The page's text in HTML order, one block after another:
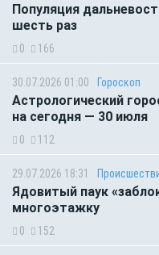
Популяция
шесть раз
0 166
30.07.2026 01:00 Гороскоп
Астрологический
на сегодня — 30 июля
0 112
29.07.2026 18:31
Ядовитый паук
многоэтажку
0 152